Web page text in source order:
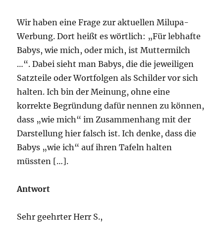
Wir haben eine Frage zur aktuellen Milupa-
Werbung. Dort heißt es wörtlich: „Für lebhafte
Babys, wie mich, oder mich, ist Muttermilch
…“. Dabei sieht man Babys, die die jeweiligen
Satzteile oder Wortfolgen als Schilder vor sich
halten. Ich bin der Meinung, ohne eine
korrekte Begründung dafür nennen zu können,
dass „wie mich“ im Zusammenhang mit der
Darstellung hier falsch ist. Ich denke, dass die
Babys „wie ich“ auf ihren Tafeln halten
müssten […].
Antwort
Sehr geehrter Herr S.,